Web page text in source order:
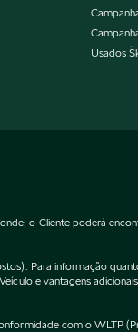
Usados
o Cliente poderá
Para informação
e vantagens
com o WLTP